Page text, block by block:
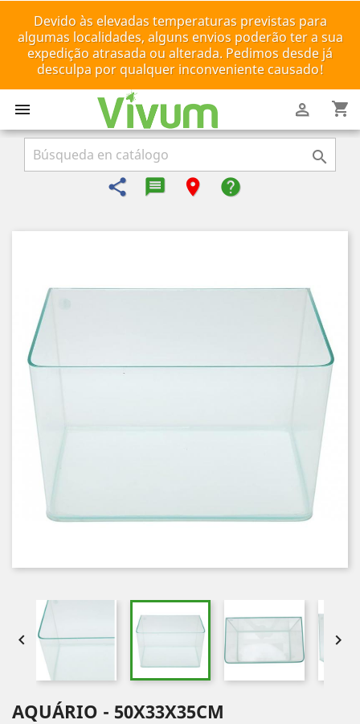
Devido às elevadas temperaturas previstas para
algumas localidades, alguns envios poderão ter a sua
expedição atrasada ou alterada. Pedimos desde já
desculpa por qualquer inconveniente causado!
 shopping_cart


share message-reply-text
room help
 
AQUÁRIO - 50X33X35CM